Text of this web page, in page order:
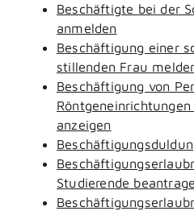
Beschäftigte bei der
anmelden
Beschäftigung einer
stillenden Frau
Beschäftigung von
anzeigen
Studierende